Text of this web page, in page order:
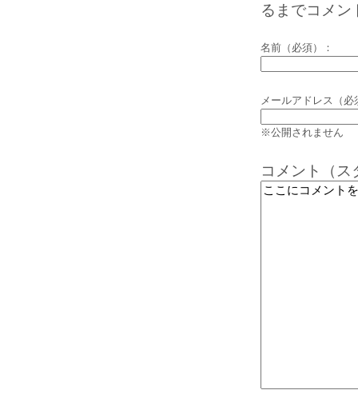
るまでコメン
名前（必須）：
メールアドレス（必
※公開されません
コメント（